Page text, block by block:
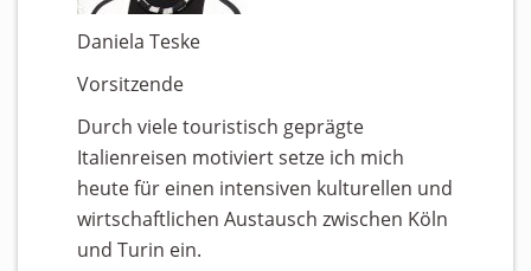
Daniela Teske
Vorsitzende
Durch viele touristisch geprägte
Italienreisen motiviert setze ich mich
heute für einen intensiven kulturellen und
wirtschaftlichen Austausch zwischen Köln
und Turin ein.